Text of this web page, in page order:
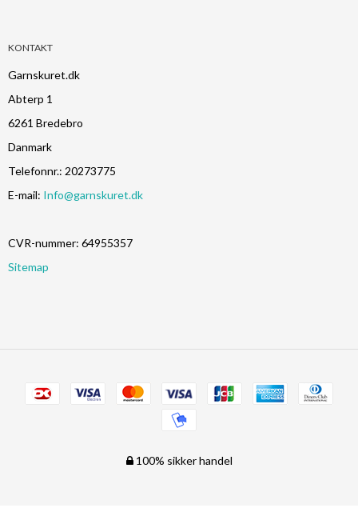
KONTAKT
Garnskuret.dk
Abterp 1
6261 Bredebro
Danmark
Telefonnr.: 20273775
E-mail: Info@garnskuret.dk
CVR-nummer: 64955357
Sitemap
100% sikker handel